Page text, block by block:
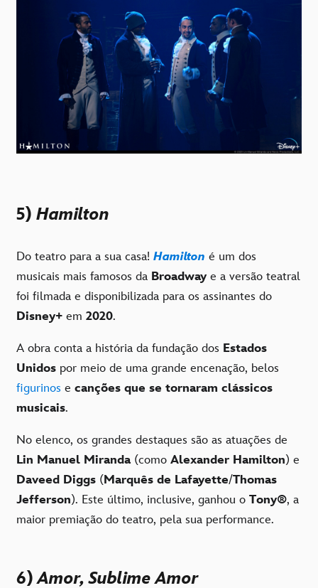
5) Hamilton
Do teatro para a sua casa! Hamilton é um dos
musicais mais famosos da Broadway e a versão teatral
foi filmada e disponibilizada para os assinantes do
Disney+ em 2020.
A obra conta a história da fundação dos Estados
Unidos por meio de uma grande encenação, belos
figurinos e canções que se tornaram clássicos
musicais.
No elenco, os grandes destaques são as atuações de
Lin Manuel Miranda(como Alexander Hamilton) e
Daveed Diggs (Marquês de Lafayette/Thomas
Jefferson). Este último, inclusive, ganhou o Tony®, a
maior premiação do teatro, pela sua performance.
6)Amor, Sublime Amor